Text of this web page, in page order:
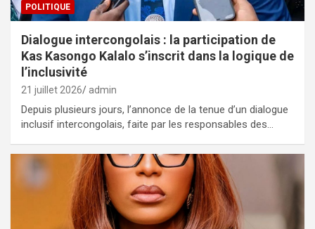
POLITIQUE
Dialogue intercongolais : la participation de
Kas Kasongo Kalalo s’inscrit dans la logique de
l’inclusivité
21 juillet 2026 admin
Depuis plusieurs jours, l’annonce de la tenue d’un dialogue
inclusif intercongolais, faite par les responsables des…